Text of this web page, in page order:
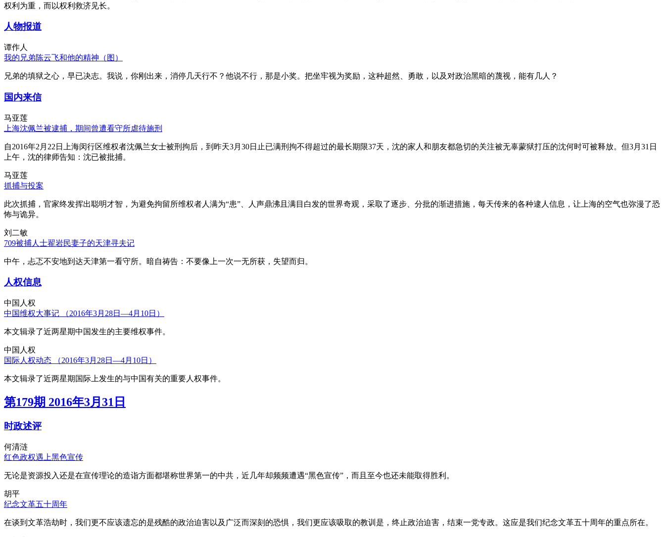
权利为重，而以权利救济见长。
人物报道
谭作人
我的兄弟陈云飞和他的精神（图）
兄弟的填狱之心，早已决志。我说，你刚出来，消停几天行不？他说不行，那是小奖。把坐牢视为奖励，这种超然、勇敢，以及对政治黑暗的蔑视，能有几人？
国内来信
马亚莲
上海沈佩兰被逮捕，期间曾遭看守所虐待施刑
自2016年2月22日上海闵行区维权者沈佩兰女士被刑拘后，到昨天3月30日止已满刑拘不得超过的最长期限37天，沈的家人和朋友都急切的关注被无辜蒙狱打压的沈何时可被释放。但3月31日
上午，沈的律师告知：沈已被批捕。
马亚莲
抓捕与投案
此次抓捕，官家终发挥出聪明才智，为避免拘留所维权者人满为“患”、人声鼎沸且满目白发的世界奇观，采取了逐步、分批的渐进措施，每天传来的各种逮人信息，让上海的空气也弥漫了恐
怖与诡异。
刘二敏
709被捕人士翟岩民妻子的天津寻夫记
中午，忐忑不安地到达天津第一看守所。暗自祷告：不要像上一次一无所获，失望而归。
人权信息
中国人权
中国维权大事记 （2016年3月28日—4月10日）
本文辑录了近两星期中国发生的主要维权事件。
中国人权
国际人权动态 （2016年3月28日—4月10日）
本文辑录了近两星期国际上发生的与中国有关的重要人权事件。
第179期 2016年3月31日
时政述评
何清涟
红色政权遇上黑色宣传
无论是资源投入还是在宣传理论的造诣方面都堪称世界第一的中共，近几年却频频遭遇“黑色宣传”，而且至今也还未能取得胜利。
胡平
纪念文革五十周年
在谈到文革浩劫时，我们更不应该遗忘的是残酷的政治迫害以及广泛而深刻的恐惧，我们更应该吸取的教训是，终止政治迫害，结束一党专政。这应是我们纪念文革五十周年的重点所在。